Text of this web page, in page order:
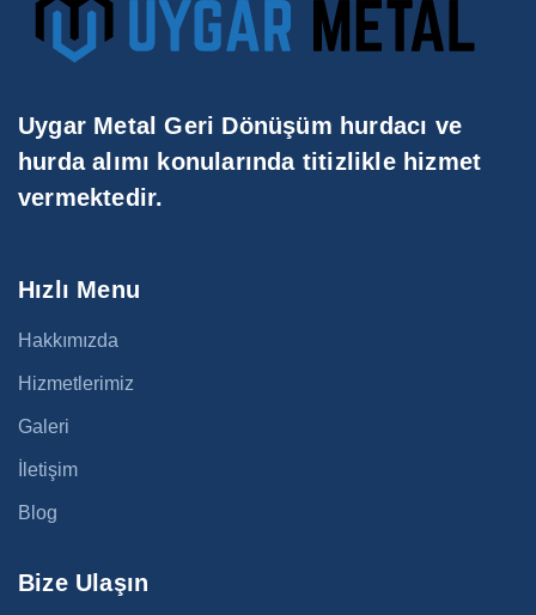
Uygar Metal Geri Dönüşüm hurdacı ve
hurda alımı konularında titizlikle hizmet
vermektedir.
Hızlı Menu
Hakkımızda
Hizmetlerimiz
Galeri
İletişim
Blog
Bize Ulaşın